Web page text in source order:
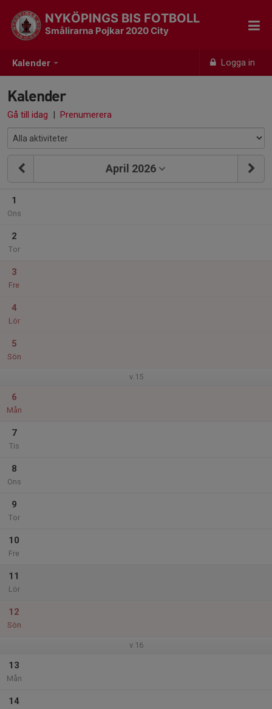
Kalender Logga in
NYKÖPINGS BIS FOTBOLL
Smålirarna Pojkar 2020 City
Kalender
Gå till idag | Prenumerera
April 2026
1
Ons
2
Tor
3
Fre
4
Lör
5
Sön
v.15
6
Mån
7
Tis
8
Ons
9
Tor
10
Fre
11
Lör
12
Sön
v.16
13
Mån
14